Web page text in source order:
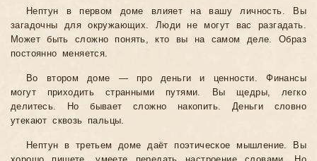
Нептун в первом доме влияет на вашу личность. Вы
загадочны для окружающих. Люди не могут вас разгадать.
Может быть сложно понять, кто вы на самом деле. Образ
постоянно меняется.
Во втором доме — про деньги и ценности. Финансы
могут приходить странными путями. Вы щедры, легко
делитесь. Но бывает сложно накопить. Деньги словно
утекают сквозь пальцы.
Нептун в третьем доме даёт поэтическое мышление. Вы